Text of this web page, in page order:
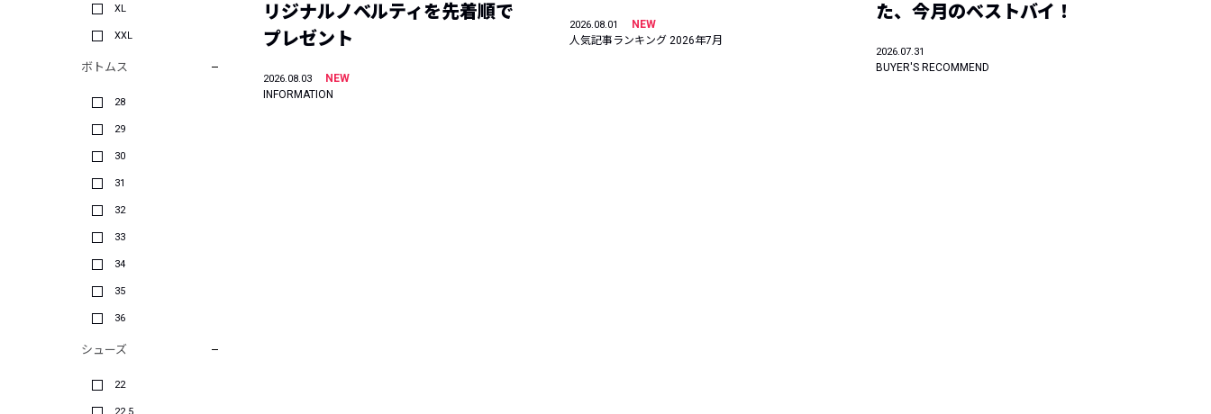
XL
XXL
ボトムス
28
29
30
31
32
33
34
35
36
シューズ
22
リジナルノベルティを先着順で
プレゼント
2026.08.03
NEW
INFORMATION
2026.08.01
NEW
人気記事ランキング 2026年7月
た、今月のベストバイ！
2026.07.31
BUYER'S RECOMMEND